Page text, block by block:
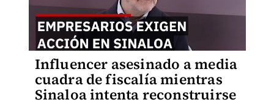
Influencer asesinado a media
cuadra de fiscalía mientras
Sinaloa intenta reconstruirse